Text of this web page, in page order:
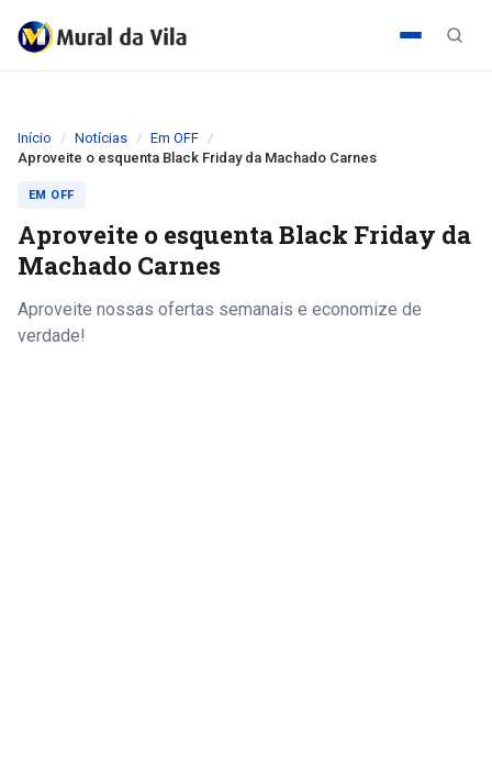
Início Notícias
Em OFF
Aproveite o esquenta Black Friday da Machado Carnes
EM OFF
Aproveite o esquenta Black Friday da
Machado Carnes
Aproveite nossas ofertas semanais e economize de
verdade!